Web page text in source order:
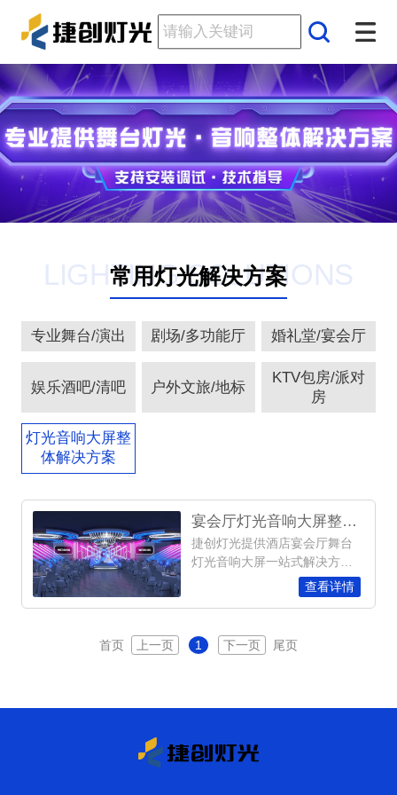
常用灯光解决方案
LIGHTING SOLUTIONS
专业舞台/演出 剧场/多功能厅 婚礼堂/宴会厅
娱乐酒吧/清吧 户外文旅/地标
KTV包房/派对
房
灯光音响大屏整
体解决方案
宴会厅灯光音响大屏整体解决方案
捷创灯光提供酒店宴会厅舞台
灯光音响大屏一站式解决方
案，包括宴会厅舞台灯光音响
大屏全套设备，舞台灯光系
的上门安装调试，技术指导等
服务；
查看详情
首页 上一页 1 下一页 尾页